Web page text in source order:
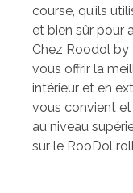
course, qu’ils
et bien sûr pour
Chez Roodol by
vous offrir la
intérieur et en
vous convient
au niveau
sur le RooDol